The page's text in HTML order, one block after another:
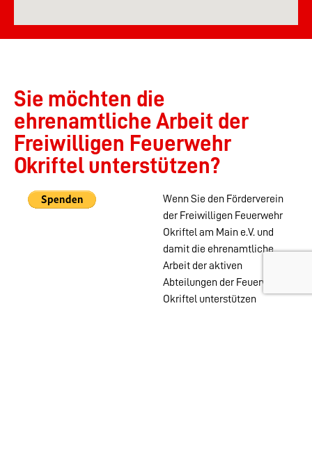
Sie möchten die
ehrenamtliche Arbeit der
Freiwilligen Feuerwehr
Okriftel unterstützen?
Wenn Sie den Förderverein
der Freiwilligen Feuerwehr
Okriftel am Main e.V. und
damit die ehrenamtliche
Arbeit der aktiven
Abteilungen der Feuerwehr
Okriftel unterstützen